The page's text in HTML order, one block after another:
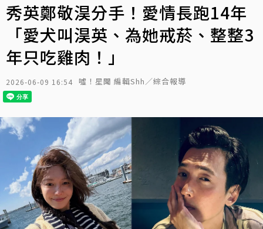
秀英鄭敬淏分手！愛情長跑14年
「愛犬叫淏英、為她戒菸、整整3
年只吃雞肉！」
2026-06-09 16:54 噓！星聞 編輯Shh／綜合報導